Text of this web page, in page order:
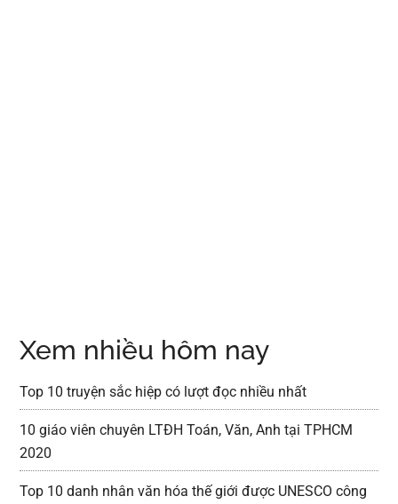
Xem nhiều hôm nay
Top 10 truyện sắc hiệp có lượt đọc nhiều nhất
10 giáo viên chuyên LTĐH Toán, Văn, Anh tại TPHCM
2020
Top 10 danh nhân văn hóa thế giới được UNESCO công